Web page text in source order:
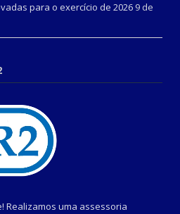
para o exercício de 2026 9 de
Realizamos uma assessoria